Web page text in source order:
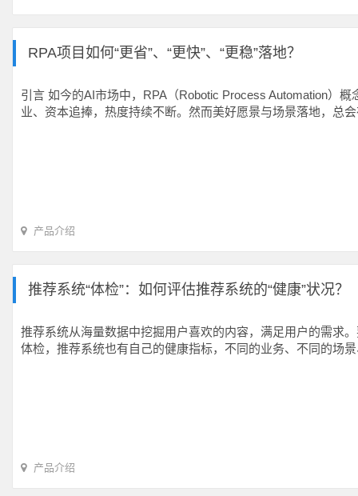
RPA项目如何“更省”、“更快”、“更稳”落地？
引言 如今的AI市场中，RPA（Robotic Process Automation）
业、资本追捧，热度持续不断。然而美好愿景与场景落地，
产品介绍
推荐系统“体检”：如何评估推荐系统的“健康”状况？
推荐系统从海量数据中挖掘用户喜欢的内容，满足用户的需求
体检，推荐系统也有自己的健康指标，不同的业务、不同的场
产品介绍